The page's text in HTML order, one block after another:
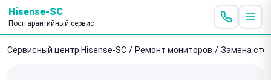
Hisense-SC
Постгарантийный сервис
Сервисный центр Hisense-SC / Ремонт мониторов / Замена